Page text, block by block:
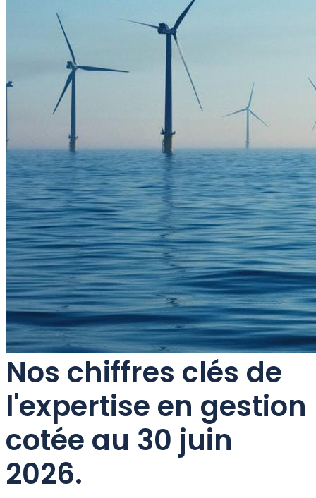
Nos chiffres clés de
l'expertise en gestion
cotée au 30 juin
2026.